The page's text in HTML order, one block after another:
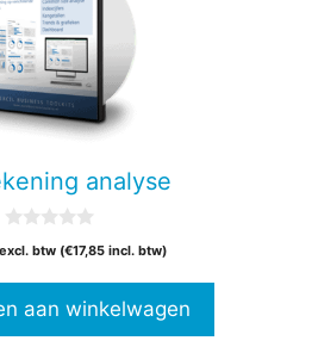
analyse
v
5
excl. btw (€17,85incl. btw)
aan winkelwagen